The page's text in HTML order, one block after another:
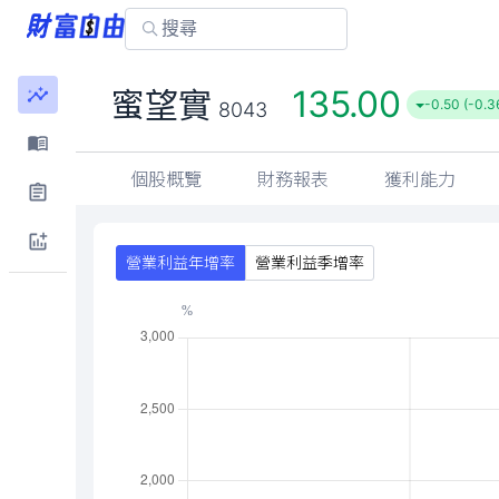
蜜望實 8043 135.00 -0.50 (-
個股概覽 財務報表 獲利能力
營業利益年增率 營業利益季增率